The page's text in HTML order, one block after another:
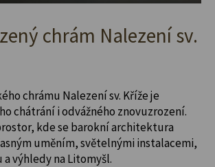
chrám Nalezení sv.
chrámu Nalezení sv. Kříže je
chátrání i odvážného znovuzrození.
kde se barokní architektura
uměním, světelnými instalacemi,
výhledy na Litomyšl.